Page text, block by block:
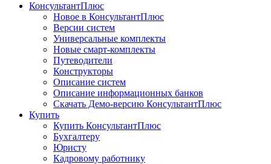
КонсультантПлюс
Новое в КонсультантПлюс
Версии систем
Универсальные комплекты
Новые смарт-комплекты
Путеводители
Конструкторы
Описание систем
Описание информационных банков
Скачать Демо-версию КонсультантПлюс
Купить
Купить КонсультантПлюс
Бухгалтеру
Юристу
Кадровому работнику